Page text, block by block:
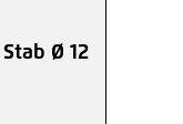
Ø 12